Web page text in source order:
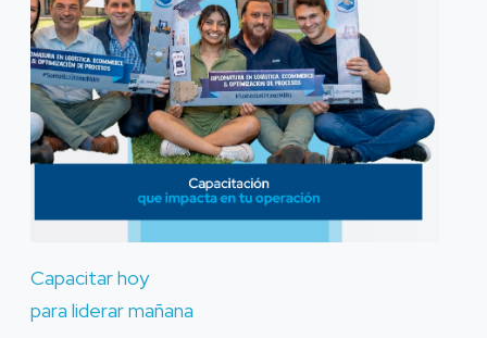
Capacitar hoy
para liderar mañana